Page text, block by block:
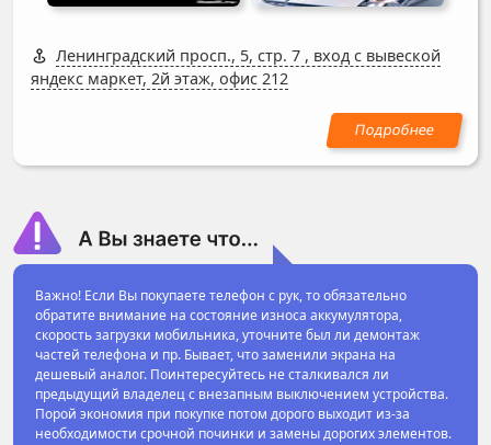
Ленинградский просп., 5, стр. 7 , вход с вывеской
яндекс маркет, 2й этаж, офис 212
Важно! Если Вы покупаете телефон с рук, то обязательно
обратите внимание на состояние износа аккумулятора,
скорость загрузки мобильника, уточните был ли демонтаж
частей телефона и пр. Бывает, что заменили экрана на
дешевый аналог. Поинтересуйтесь не сталкивался ли
предыдущий владелец с внезапным выключением устройства.
Порой экономия при покупке потом дорого выходит из-за
необходимости срочной починки и замены дорогих элементов.